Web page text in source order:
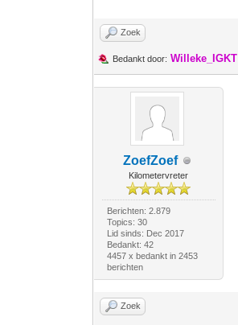
Zoek
Bedankt door: Willeke_IGKT
ZoefZoef
Kilometervreter
Berichten: 2.879
Topics: 30
Lid sinds: Dec 2017
Bedankt: 42
4457 x bedankt in 2453
berichten
Zoek